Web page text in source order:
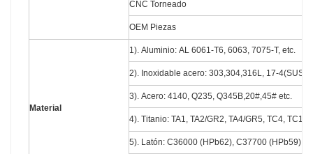
CNC Torneado
OEM Piezas
Material
1). Aluminio: AL 6061-T6, 6063, 7075-T, etc.
2). Inoxidable acero: 303,304,316L, 17-
3). Acero: 4140, Q235, Q345B,20#,45# etc.
4). Titanio: TA1, TA2/GR2, TA4/GR5, TC4, TC18,
5). Latón: C36000 (HPb62), C37700 (HPb59),